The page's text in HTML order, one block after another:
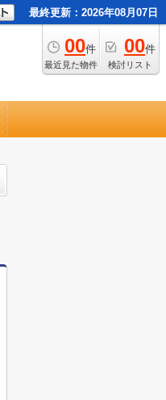
最終更新：2026年08月07日
00件
最近見た物件
00件
検討リスト